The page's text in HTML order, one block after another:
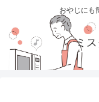
おやじにも
ミ